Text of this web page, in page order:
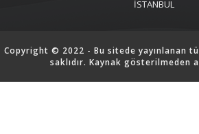
İSTANBUL
Copyright © 2022 - Bu sitede yayınlanan
saklıdır. Kaynak gösterilmeden